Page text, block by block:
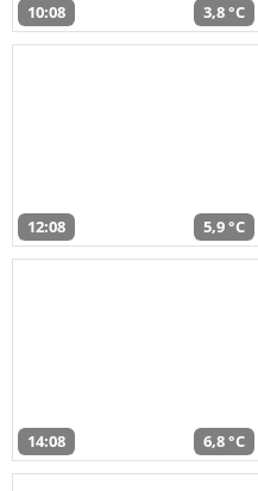
10:08 3,8 °C
12:08 5,9 °C
14:08 6,8 °C